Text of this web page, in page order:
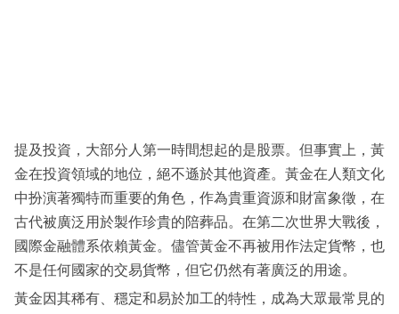
區
提及投資，大部分人第一時間想起的是股票。但事實上，黃
金在投資領域的地位，絕不遜於其他資產。黃金在人類文化
中扮演著獨特而重要的角色，作為貴重資源和財富象徵，在
古代被廣泛用於製作珍貴的陪葬品。在第二次世界大戰後，
國際金融體系依賴黃金。儘管黃金不再被用作法定貨幣，也
不是任何國家的交易貨幣，但它仍然有著廣泛的用途。
黃金因其稀有、穩定和易於加工的特性，成為大眾最常見的